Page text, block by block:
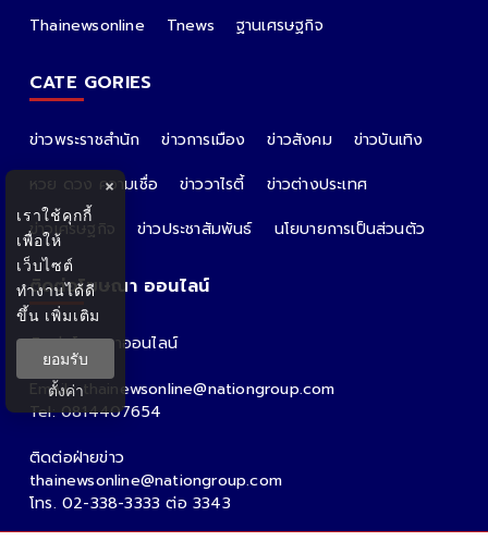
Thainewsonline
Tnews ฐานเศรษฐกิจ
CATE GORIES
ข่าวพระราชสำนัก ข่าวการเมือง ข่าวสังคม
ข่าวบันเทิง
หวย ดวง ความเชื่อ
ข่าววาไรตี้
ข่าวต่างประเทศ
ข่าวเศรษฐกิจ
ข่าวประชาสัมพันธ์ นโยบายการเป็นส่วนตัว
ติดต่อโฆษณา ออนไลน์
ติดต่อโฆษณาออนไลน์
คุณอ้อ
Email : thainewsonline@nationgroup.com
Tel: 0814407654
ติดต่อฝ่ายข่าว
thainewsonline@nationgroup.com
โทร. 02-338-3333 ต่อ 3343
×
เราใช้คุกกี้
เพื่อให้
เว็บไซต์
ทำงานได้ดี
ขึ้น เพิ่มเติม
ยอมรับ
ตั้งค่า